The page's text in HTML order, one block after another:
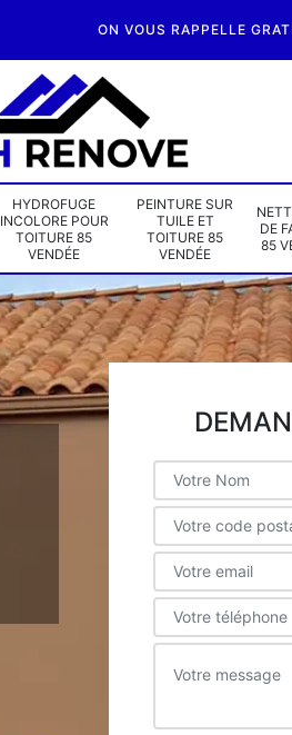
ON VOUS RAPPELLE
HYDROFUGE
INCOLORE POUR
TOITURE 85
VENDÉE
PEINTURE SUR
TUILE ET
TOITURE 85
VENDÉE
DE
85